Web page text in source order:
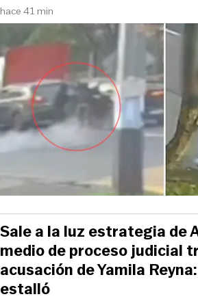
hace 41 min
Sale a la luz estrategia de
medio de proceso judicial
acusación de Yamila
estalló